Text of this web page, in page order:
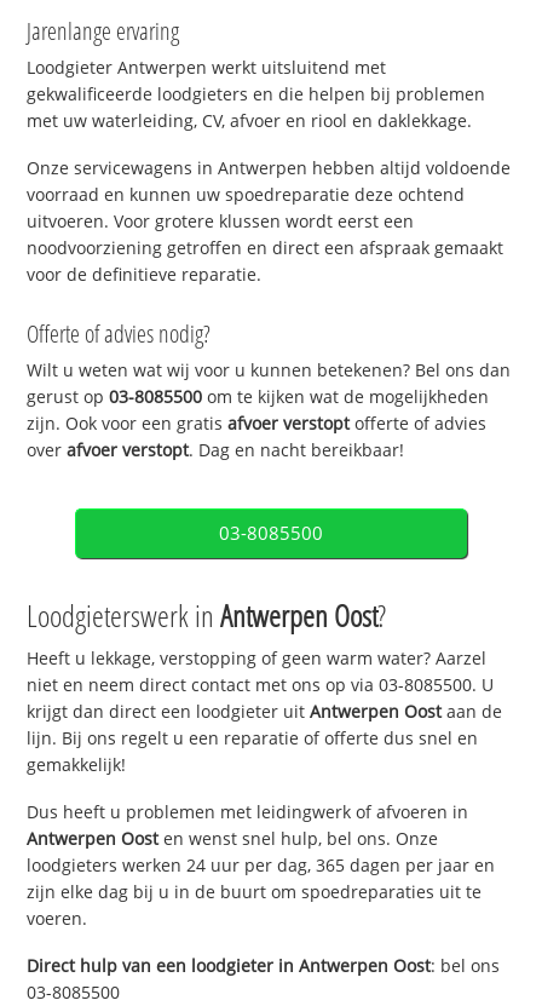
Jarenlange ervaring
Loodgieter Antwerpen werkt uitsluitend met
gekwalificeerde loodgieters en die helpen bij problemen
met uw waterleiding, CV, afvoer en riool en daklekkage.
Onze servicewagens in Antwerpen hebben altijd voldoende
voorraad en kunnen uw spoedreparatie deze ochtend
uitvoeren. Voor grotere klussen wordt eerst een
noodvoorziening getroffen en direct een afspraak gemaakt
voor de definitieve reparatie.
Offerte of advies nodig?
Wilt u weten wat wij voor u kunnen betekenen? Bel ons dan
gerust op03-8085500 om te kijken wat de mogelijkheden
zijn. Ook voor een gratisafvoer verstoptofferte of advies
overafvoer verstopt. Dag en nacht bereikbaar!
03-8085500
Loodgieterswerk inAntwerpen Oost?
Heeft u lekkage, verstopping of geen warm water? Aarzel
niet en neem direct contact met ons op via 03-8085500. U
krijgt dan direct een loodgieter uitAntwerpen Oostaan de
lijn. Bij ons regelt u een reparatie of offerte dus snel en
gemakkelijk!
Dus heeft u problemen met leidingwerk of afvoeren in
Antwerpen Oosten wenst snel hulp, bel ons. Onze
loodgieters werken 24 uur per dag, 365 dagen per jaar en
zijn elke dag bij u in de buurt om spoedreparaties uit te
voeren.
Direct hulp van een loodgieter inAntwerpen Oost: bel ons
03-8085500